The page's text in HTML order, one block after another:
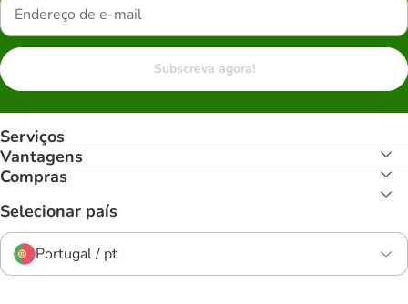
Subscreva agora!
Serviços
Vantagens
Compras
Selecionar país
Portugal / pt